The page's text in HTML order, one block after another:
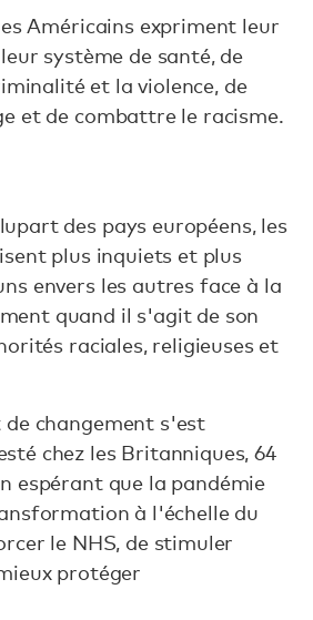
Américains expriment leur
système de santé, de
et la violence, de
et de combattre le racisme.
des pays européens, les
plus inquiets et plus
envers les autres face à la
quand il s'agit de son
raciales, religieuses et
changement s'est
chez les Britanniques, 64
espérant que la pandémie
à l'échelle du
le NHS, de stimuler
protéger